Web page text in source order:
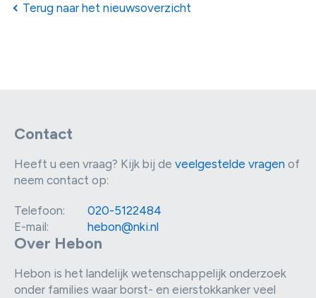
Terug naar het nieuwsoverzicht
Contact
Heeft u een vraag? Kijk bij de veelgestelde vragen of
neem contact op:
Telefoon:
020-5122484
E-mail:
hebon@nki.nl
Over Hebon
Hebon is het landelijk wetenschappelijk onderzoek
onder families waar borst- en eierstokkanker veel